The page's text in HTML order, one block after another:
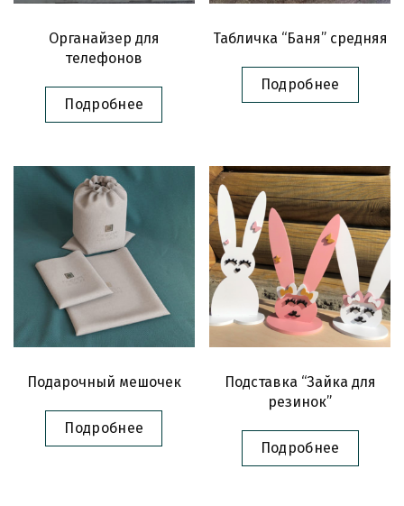
Органайзер для
телефонов
Подробнее
Табличка “Баня” средняя
Подробнее
Подарочный мешочек
Подробнее
Подставка “Зайка для
резинок”
Подробнее